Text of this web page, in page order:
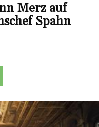
Merz auf
Spahn